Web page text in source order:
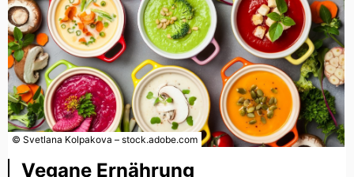
© Svetlana Kolpakova – stock.adobe.com
Vegane Ernährung